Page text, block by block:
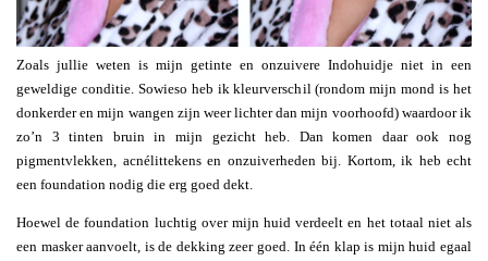
Zoals jullie weten is mijn getinte en onzuivere Indohuidje niet in een
geweldige conditie. Sowieso heb ik kleurverschil (rondom mijn mond is het
donkerder en mijn wangen zijn weer lichter dan mijn voorhoofd) waardoor ik
zo’n 3 tinten bruin in mijn gezicht heb. Dan komen daar ook nog
pigmentvlekken, acnélittekens en onzuiverheden bij. Kortom, ik heb echt
een foundation nodig die erg goed dekt.
Hoewel de foundation luchtig over mijn huid verdeelt en het totaal niet als
een masker aanvoelt, is de dekking zeer goed. In één klap is mijn huid egaal